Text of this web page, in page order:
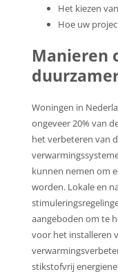
Het kiezen
Hoe uw
Manieren
Woningen in
ongeveer 20% van
het verbeteren van
kunnen nemen om
worden. Lokale en
aangeboden om te
voor het installeren
stikstofvrij